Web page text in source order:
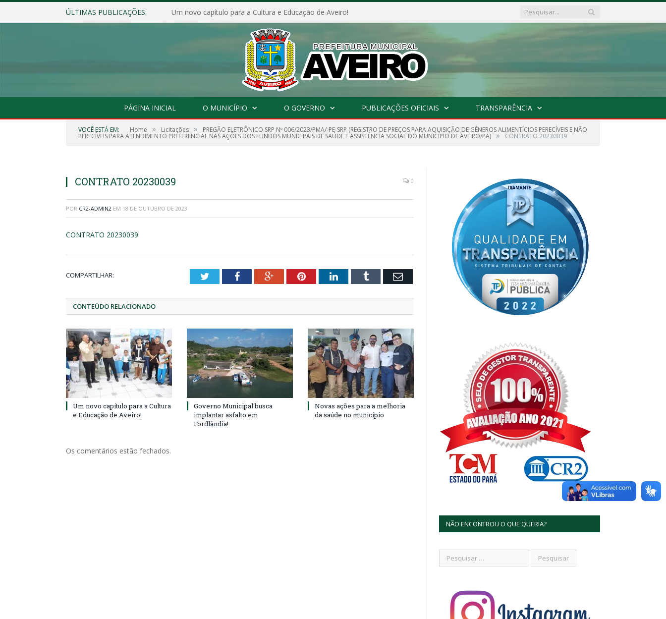
ÚLTIMAS PUBLICAÇÕES: Um novo capítulo para a Cultura e Educação de Aveiro!
PÁGINA INICIAL O MUNICÍPIO O GOVERNO PUBLICAÇÕES OFICIAIS TRANSPARÊNCIA
VOCÊ ESTÁ EM: Home » Licitações » PREGÃO ELETRÔNICO SRP Nº 006/2023/PMA/-PE-SRP (REGISTRO DE PREÇOS PARA AQUISIÇÃO DE GÊNEROS ALIMENTÍCIOS PERECÍVEIS E NÃO
PERECÍVEIS PARA ATENDIMENTO PREFERENCIAL NAS AÇÕES DOS FUNDOS MUNICIPAIS DE SAÚDE E ASSISTÊNCIA SOCIAL DO MUNICÍPIO DE AVEIRO/PA) » CONTRATO 20230039
CONTRATO 20230039 0
POR CR2-ADMIN2 EM 18 DE OUTUBRO DE 2023
CONTRATO 20230039
COMPARTILHAR: TwitterFacebookGoogle+PinterestLinkedInTumblr Email
CONTEÚDO RELACIONADO
Um novo capítulo para a Cultura
e Educação de Aveiro!
Governo Municipal busca
implantar asfalto em
Fordlândia!
Novas ações para a melhoria
da saúde no município
Os comentários estão fechados.
NÃO ENCONTROU O QUE QUERIA?